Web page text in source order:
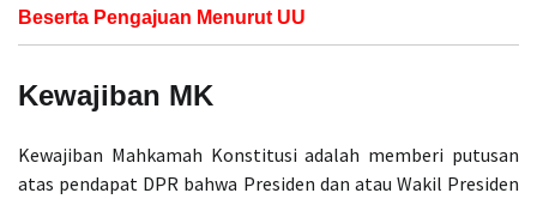
Beserta Pengajuan Menurut UU
Kewajiban MK
Kewajiban Mahkamah Konstitusi adalah memberi putusan
atas pendapat DPR bahwa Presiden dan atau Wakil Presiden